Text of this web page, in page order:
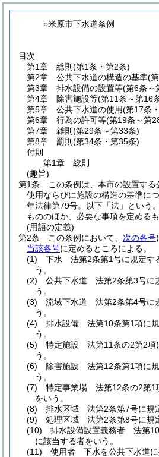
○米原市下水道条例
目次
第1章
総則 (第1条・第2条)
第2章
公共下水道の構造の基準(
第3章
排水設備の設置等(第6条～
第4章
除害施設等(第11条～第16
第5章
公共下水道の使用(第17条
第6章
行為の許可等(第19条～第
第7章
雑則 (第29条～第33条)
第8章
罰則 (第34条・第35条)
付則
第1章
総則
(趣旨)
第1条
この条例は、本市の設置す
使用ならびに施設の構造の基準に
年法律第79号。以下「法」という
もののほか、必要な事項を定めるも
(用語の定義)
第2条
この条例において、 次の各号
当該各号に定めるところによる。
(1)
下水 法第2条第1号に規定す
う。
(2)
公共下水道 法第2条第3号に
う。
(3)
流域下水道 法第2条第4号に
う。
(4)
排水設備 法第10条第1項に
う。
(5)
特定施設 法第11条の2第2項
う。
(6)
除害施設 法第12条第1項に
う。
(7)
特定事業場 法第12条の2第1
をいう。
(8)
排水区域 法第2条第7号に規
(9)
処理区域 法第2条第8号に規
(10)
排水設備設置義務者 法第
に該当する者をいう。
(11)
使用者 下水を公共下水道に